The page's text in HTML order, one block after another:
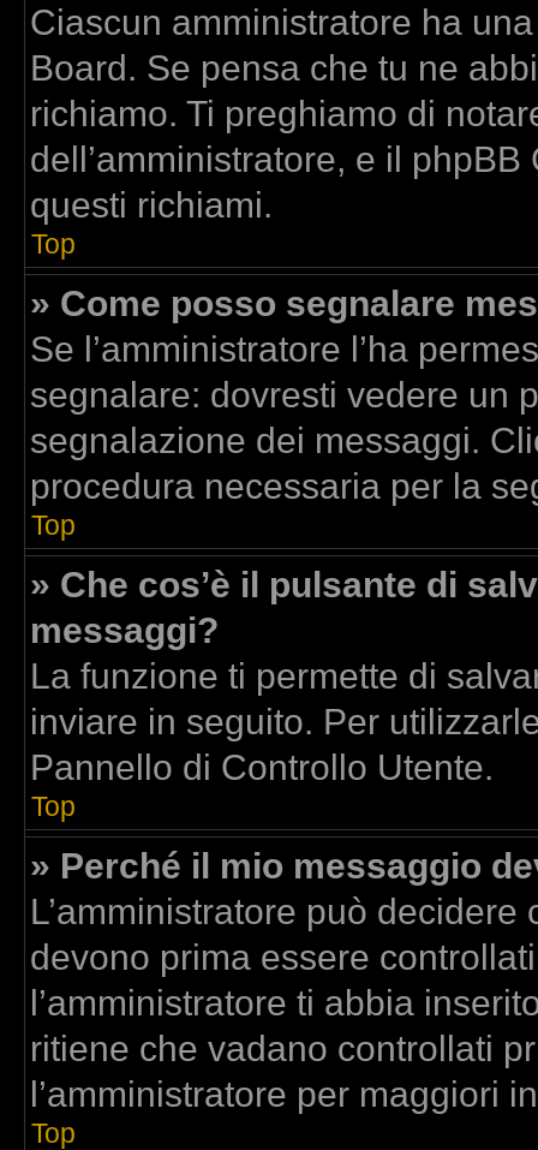
Ciascun amministratore ha
Board. Se pensa che tu ne
richiamo. Ti preghiamo di
dell’amministratore, e il
questi richiami.
Top
» Come posso segnalare
Se l’amministratore l’ha
segnalare: dovresti vedere un
segnalazione dei messaggi.
procedura necessaria per la
Top
» Che cos’è il pulsante di
messaggi?
La funzione ti permette di
inviare in seguito. Per
Pannello di Controllo Utente.
Top
» Perché il mio messaggio
L’amministratore può
devono prima essere
l’amministratore ti abbia
ritiene che vadano controllati
l’amministratore per maggiori
Top